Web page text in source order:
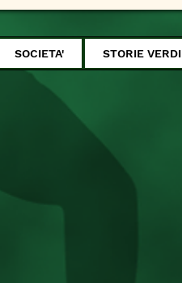
SOCIETA' STORIE VERDI